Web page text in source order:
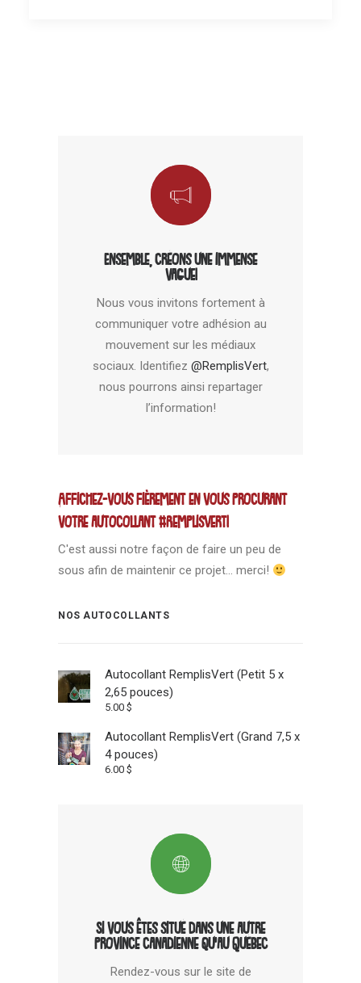
Ensemble, créons une immense
vague!
Nous vous invitons fortement à
communiquer votre adhésion au
mouvement sur les médiaux
sociaux. Identifiez @RemplisVert,
nous pourrons ainsi repartager
l’information!
Affichez-vous fièrement en vous procurant
votre autocollant #RemplisVert!
C'est aussi notre façon de faire un peu de
sous afin de maintenir ce projet... merci!
NOS AUTOCOLLANTS
Autocollant RemplisVert (Petit 5 x
2,65 pouces)
5.00 $
Autocollant RemplisVert (Grand 7,5 x
4 pouces)
6.00 $
Si vous êtes situé dans une autre
province canadienne qu'au Québec
Rendez-vous sur le site de